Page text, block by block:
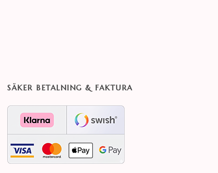
SÄKER BETALNING & FAKTURA